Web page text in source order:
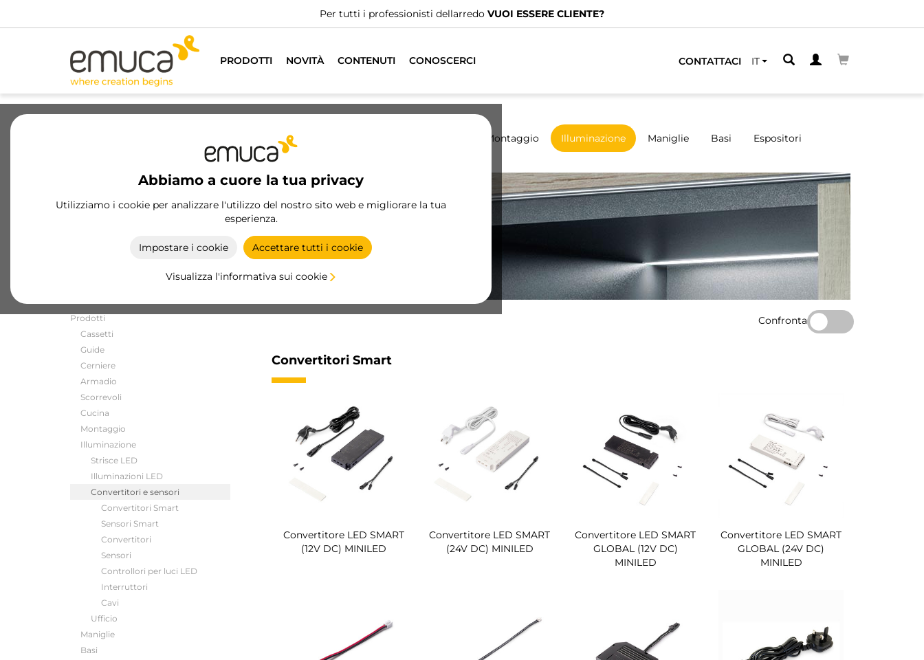
Abbiamo distributori specializzati.TROVA IL PIÙ VICINO
PRODOTTI NOVITÀ CONTENUTI CONOSCERCI CONTATTACI IT
Abbiamo a cuore la tua privacy
Utilizziamo i cookie per analizzare l'utilizzo del nostro sito web e migliorare la tua
esperienza.
Impostare i cookie Accettare tutti i cookie
Visualizza l'informativa sui cookie
Montaggio Illuminazione Maniglie Basi Espositori
Convertitori e sensori
Convertitori e sensori Emuca: ottimizza la tua
illuminazione LED con trasformatori efficienti e
sensori avanzati per controllo touch, di movimento
Prodotti
Cassetti
Guide
Cerniere
Armadio
Scorrevoli
Cucina
Montaggio
Illuminazione
Strisce LED
Illuminazioni LED
Convertitori e sensori
Convertitori Smart
Sensori Smart
Convertitori
Sensori
Controllori per luci LED
Interruttori
Cavi
Ufficio
Maniglie
Basi
Confronta
Convertitori Smart
Convertitore LED SMART
(12V DC) MINILED
Convertitore LED SMART
(24V DC) MINILED
Convertitore LED SMART
GLOBAL (12V DC)
MINILED
Convertitore LED SMART
GLOBAL (24V DC)
MINILED